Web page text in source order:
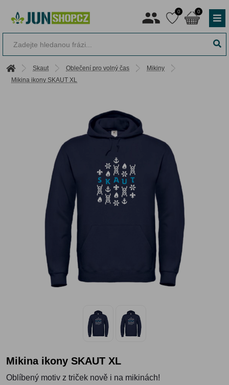
0 0
Skaut Oblečení pro volný čas
Mikiny
Mikina ikony SKAUT XL
Mikina ikony SKAUT XL
Oblíbený motiv z triček nově i na mikinách!